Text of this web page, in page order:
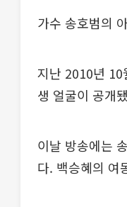
가수 송호범의
지난 2010년 10
생 얼굴이 공개
이날 방송에는
다. 백승혜의 여